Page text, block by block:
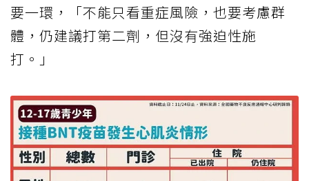
要一環，「不能只看重症風險，也要考慮群
體，仍建議打第二劑，但沒有強迫性施
打。」